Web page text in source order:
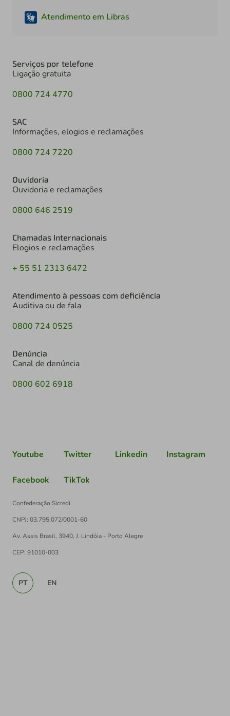
Atendimento em Libras
Serviços por telefone
Ligação gratuita
0800 724 4770
SAC
Informações, elogios e reclamações
0800 724 7220
Ouvidoria
Ouvidoria e reclamações
0800 646 2519
Chamadas Internacionais
Elogios e reclamações
+ 55 51 2313 6472
Atendimento à pessoas com deficiência
Auditiva ou de fala
0800 724 0525
Denúncia
Canal de denúncia
0800 602 6918
Youtube Twitter Linkedin Instagram
Facebook TikTok
Confederação Sicredi
CNPJ: 03.795.072/0001-60
Av. Assis Brasil, 3940, J. Lindóia - Porto Alegre
CEP: 91010-003
PT EN